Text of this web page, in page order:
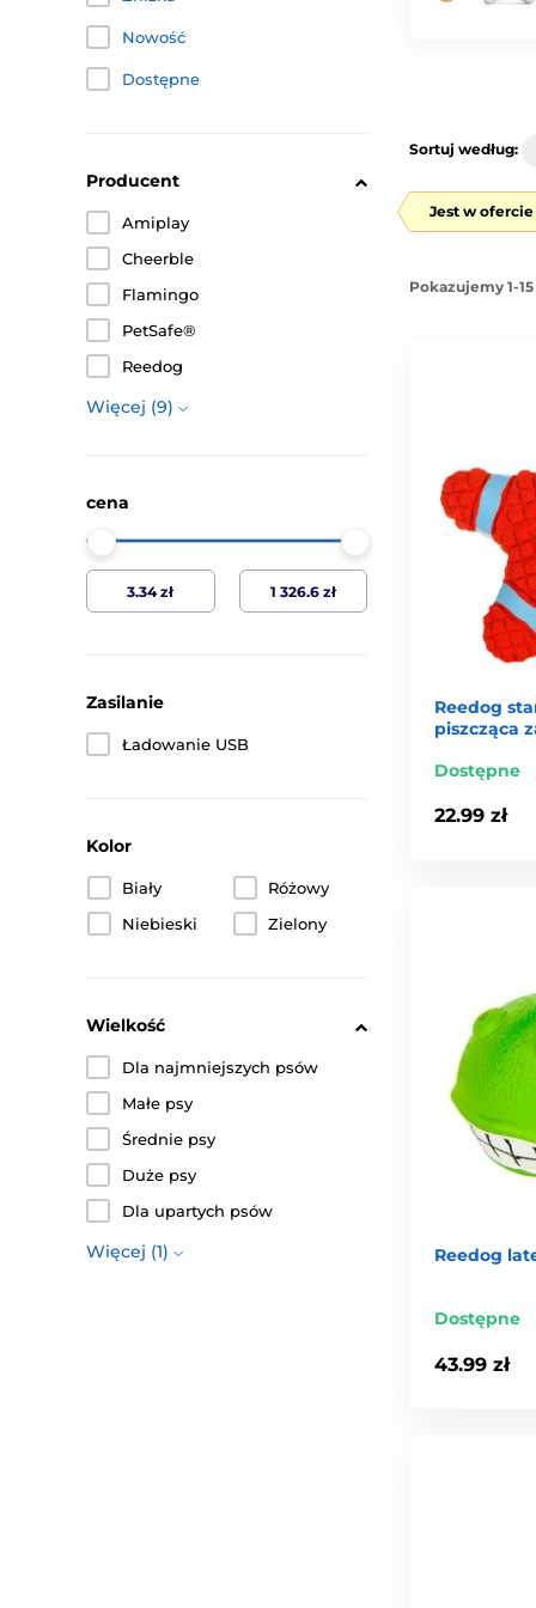
Nowość
Dostępne
Producent
Amiplay
Cheerble
Flamingo
PetSafe®
Reedog
Więcej (9)
cena
Zasilanie
Ładowanie USB
Kolor
Biały
Różowy
Niebieski
Zielony
Wielkość
Dla najmniejszych psów
Małe psy
Średnie psy
Duże psy
Dla upartych psów
Więcej (1)
Sortuj według:
Jest w
Pokazujemy 1-
Reedog
piszcząca
Dostępne
22.99 zł
Reedog
Dostępne
43.99 zł